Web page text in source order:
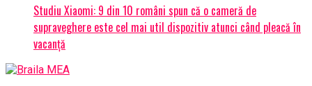
Studiu Xiaomi: 9 din 10 români spun că o cameră de
supraveghere este cel mai util dispozitiv atunci când pleacă în
vacanță